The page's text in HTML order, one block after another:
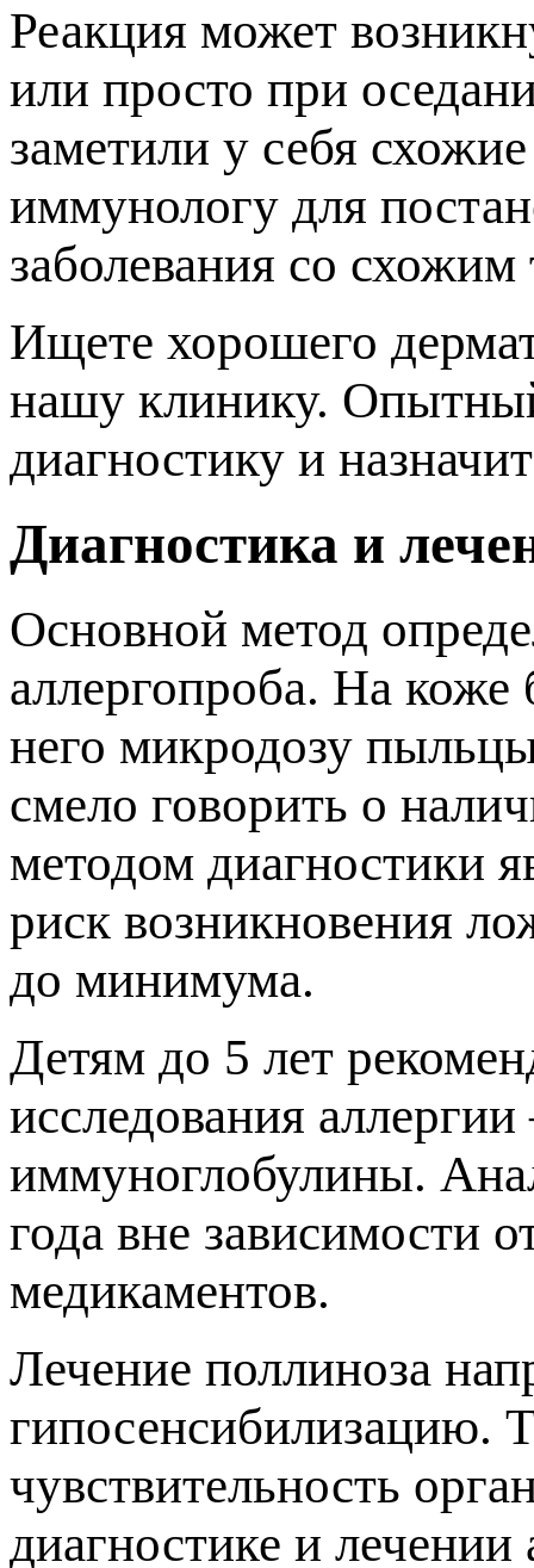
Реакция может
или просто при
заметили у себя
иммунологу для
заболевания со схожим
Ищете хорошего
нашу клинику.
диагностику и
Диагностика и
Основной метод
аллергопроба. На коже
него микродозу
смело говорить о
методом диагностики
риск возникновения
до минимума.
Детям до 5 лет
исследования
иммуноглобулины.
ода вне зависимости
медикаментов.
Лечение поллиноза
ипосенсибилизацию.
чувствительность
диагностике и